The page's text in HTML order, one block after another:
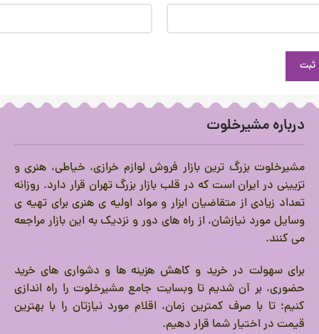
درباره مشیرخلوت
مشیرخلوت بزرگ ترین بازار فروش لوازم خرازی، خیاطی، هنری و
تزیینی در ایران است که در قلب بازار بزرگ تهران قرار دارد. روزانه
تعداد زیادی از متقاضیان ابزار و مواد اولیه ی هنری برای تهیه ی
وسایل مورد نیازشان، از راه های دور و نزدیک به این بازار مراجعه
می کنند.
برای سهولت در خرید و کاهش هزینه ها و دشواری های خرید
حضوری، بر آن شدیم تا وبسایت جامع مشیرخلوت را راه اندازی
کنیم؛ تا با صرف کمترین زمان، اقلام مورد نیازتان را با بهترین
قیمت در اختیار شما قرار دهیم.